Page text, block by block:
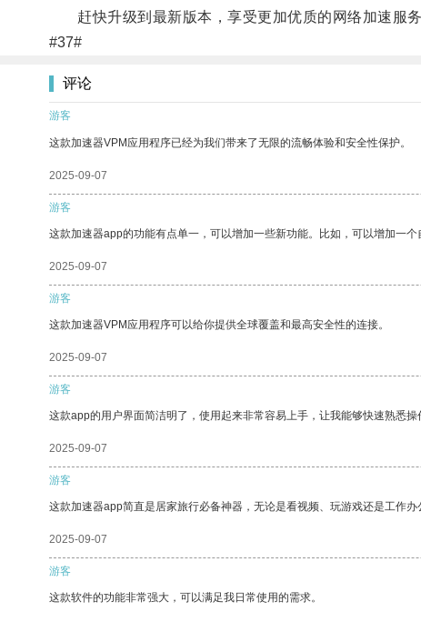
赶快升级到最新版本，享受更加优质的网络加速服务
#37#
评论
游客
这款加速器VPM应用程序已经为我们带来了无限的流畅体验和安全性保护。
2025-09-07
游客
这款加速器app的功能有点单一，可以增加一些新功能。比如，可以增加一
2025-09-07
游客
这款加速器VPM应用程序可以给你提供全球覆盖和最高安全性的连接。
2025-09-07
游客
这款app的用户界面简洁明了，使用起来非常容易上手，让我能够快速熟悉操
2025-09-07
游客
这款加速器app简直是居家旅行必备神器，无论是看视频、玩游戏还是工作
2025-09-07
游客
这款软件的功能非常强大，可以满足我日常使用的需求。